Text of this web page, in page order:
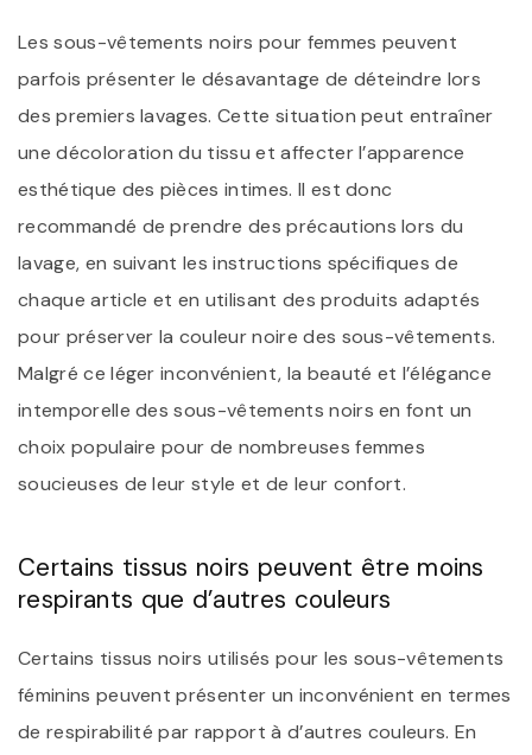
Les sous-vêtements noirs pour femmes peuvent
parfois présenter le désavantage de déteindre lors
des premiers lavages. Cette situation peut entraîner
une décoloration du tissu et affecter l’apparence
esthétique des pièces intimes. Il est donc
recommandé de prendre des précautions lors du
lavage, en suivant les instructions spécifiques de
chaque article et en utilisant des produits adaptés
pour préserver la couleur noire des sous-vêtements.
Malgré ce léger inconvénient, la beauté et l’élégance
intemporelle des sous-vêtements noirs en font un
choix populaire pour de nombreuses femmes
soucieuses de leur style et de leur confort.
Certains tissus noirs peuvent être moins
respirants que d’autres couleurs
Certains tissus noirs utilisés pour les sous-vêtements
féminins peuvent présenter un inconvénient en termes
de respirabilité par rapport à d’autres couleurs. En